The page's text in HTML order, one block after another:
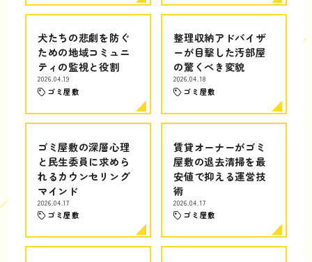
犬たちの悲劇を防ぐ
ための地域コミュニ
ティの監視と役割
2026.04.19
ゴミ屋敷
整理収納アドバイザ
ーが目撃した汚部屋
の驚くべき変貌
2026.04.18
ゴミ屋敷
ゴミ屋敷の深層心理
と民生委員に求めら
れるカウンセリング
マインド
2026.04.17
ゴミ屋敷
賃貸オーナーがゴミ
屋敷の退去清掃を最
安値で抑える運営技
術
2026.04.17
ゴミ屋敷